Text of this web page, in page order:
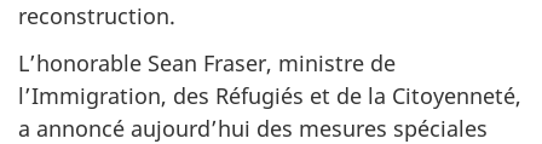
reconstruction.
L’honorable Sean Fraser, ministre de
l’Immigration, des Réfugiés et de la Citoyenneté,
a annoncé aujourd’hui des mesures spéciales